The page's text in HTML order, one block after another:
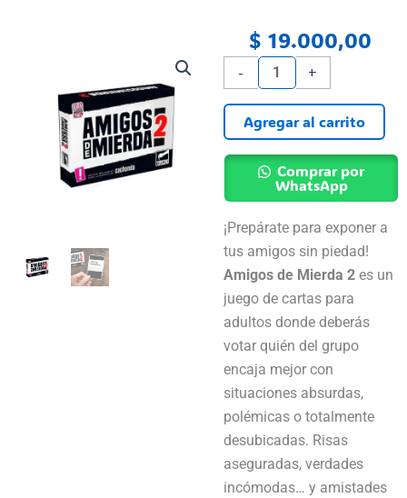
$ 19.000,00
¡Prepárate para exponer a
tus amigos sin piedad!
Amigos de Mierda 2es un
juego de cartas para
adultos donde deberás
votar quién del grupo
encaja mejor con
situaciones absurdas,
polémicas o totalmente
desubicadas. Risas
aseguradas, verdades
incómodas… y amistades
-
Juego
De
Cartas
Amigos
De
–
Adultos
cantidad
+
Agregar al carrito
Comprar por
WhatsApp